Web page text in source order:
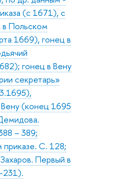
(с 1671), с
Польском
1669), гонец в
гонец в Вену
секретарь»
(конец 1695
– 389;
С. 128;
Первый в
231).